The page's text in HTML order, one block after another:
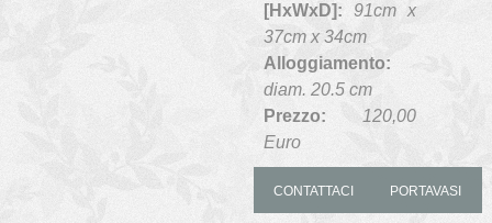
[HxWxD]: 91cm x
37cm x 34cm
Alloggiamento:
diam. 20.5 cm
Prezzo: 120,00
Euro
CONTATTACI PORTAVASI